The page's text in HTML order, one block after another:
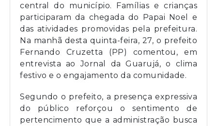
central do município. Famílias e crianças
participaram da chegada do Papai Noel e
das atividades promovidas pela prefeitura.
Na manhã desta quinta-feira, 27, o prefeito
Fernando Cruzetta (PP) comentou, em
entrevista ao Jornal da Guarujá, o clima
festivo e o engajamento da comunidade.
Segundo o prefeito, a presença expressiva
do público reforçou o sentimento de
pertencimento que a administração busca